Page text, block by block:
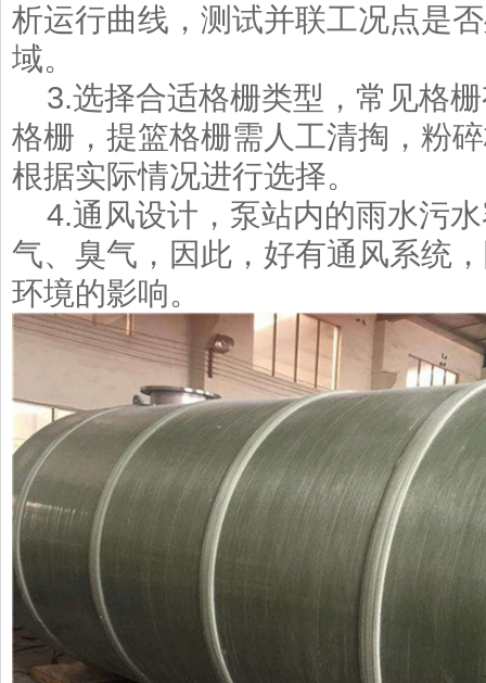
析运行曲线，测试并联工况点是
域。
3.选择合适格栅类型，常见格
格栅，提篮格栅需人工清掏，粉
根据实际情况进行选择。
4.通风设计，泵站内的雨水污
气、臭气，因此，好有通风系统
环境的影响。